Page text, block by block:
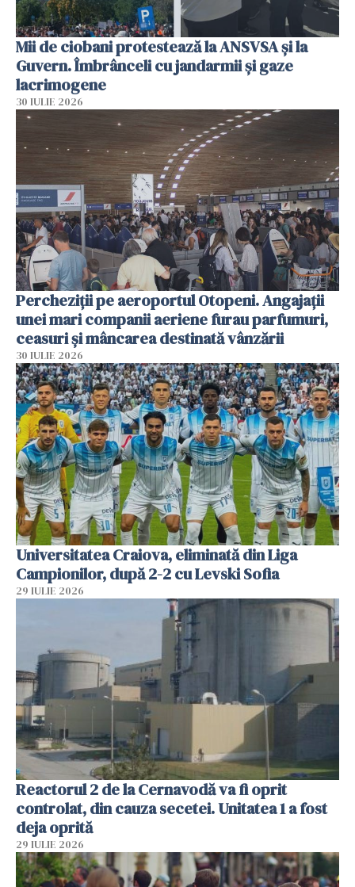
Mii de ciobani protestează la ANSVSA și la
Guvern. Îmbrânceli cu jandarmii și gaze
lacrimogene
30 IULIE 2026
Percheziții pe aeroportul Otopeni. Angajații
unei mari companii aeriene furau parfumuri,
ceasuri și mâncarea destinată vânzării
30 IULIE 2026
Universitatea Craiova, eliminată din Liga
Campionilor, după 2-2 cu Levski Sofia
29 IULIE 2026
Reactorul 2 de la Cernavodă va fi oprit
controlat, din cauza secetei. Unitatea 1 a fost
deja oprită
29 IULIE 2026